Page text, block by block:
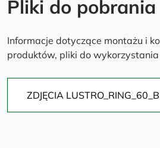
Pliki do pobrania
Informacje dotyczące montażu i
produktów, pliki do
ZDJĘCIA